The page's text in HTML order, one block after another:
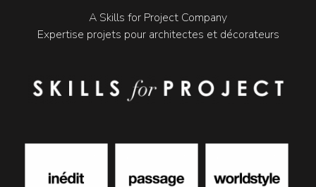
A Skills for Project Company
Expertise projets pour architectes et décorateurs